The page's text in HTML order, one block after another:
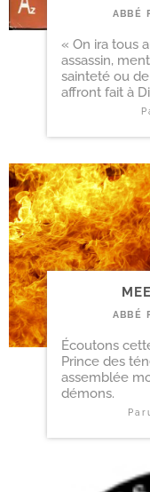
ABBÉ
« On ira tous
assassin,
sainteté ou
affront fait à
ABBÉ
Écoutons
Prince des
assemblée
démons.